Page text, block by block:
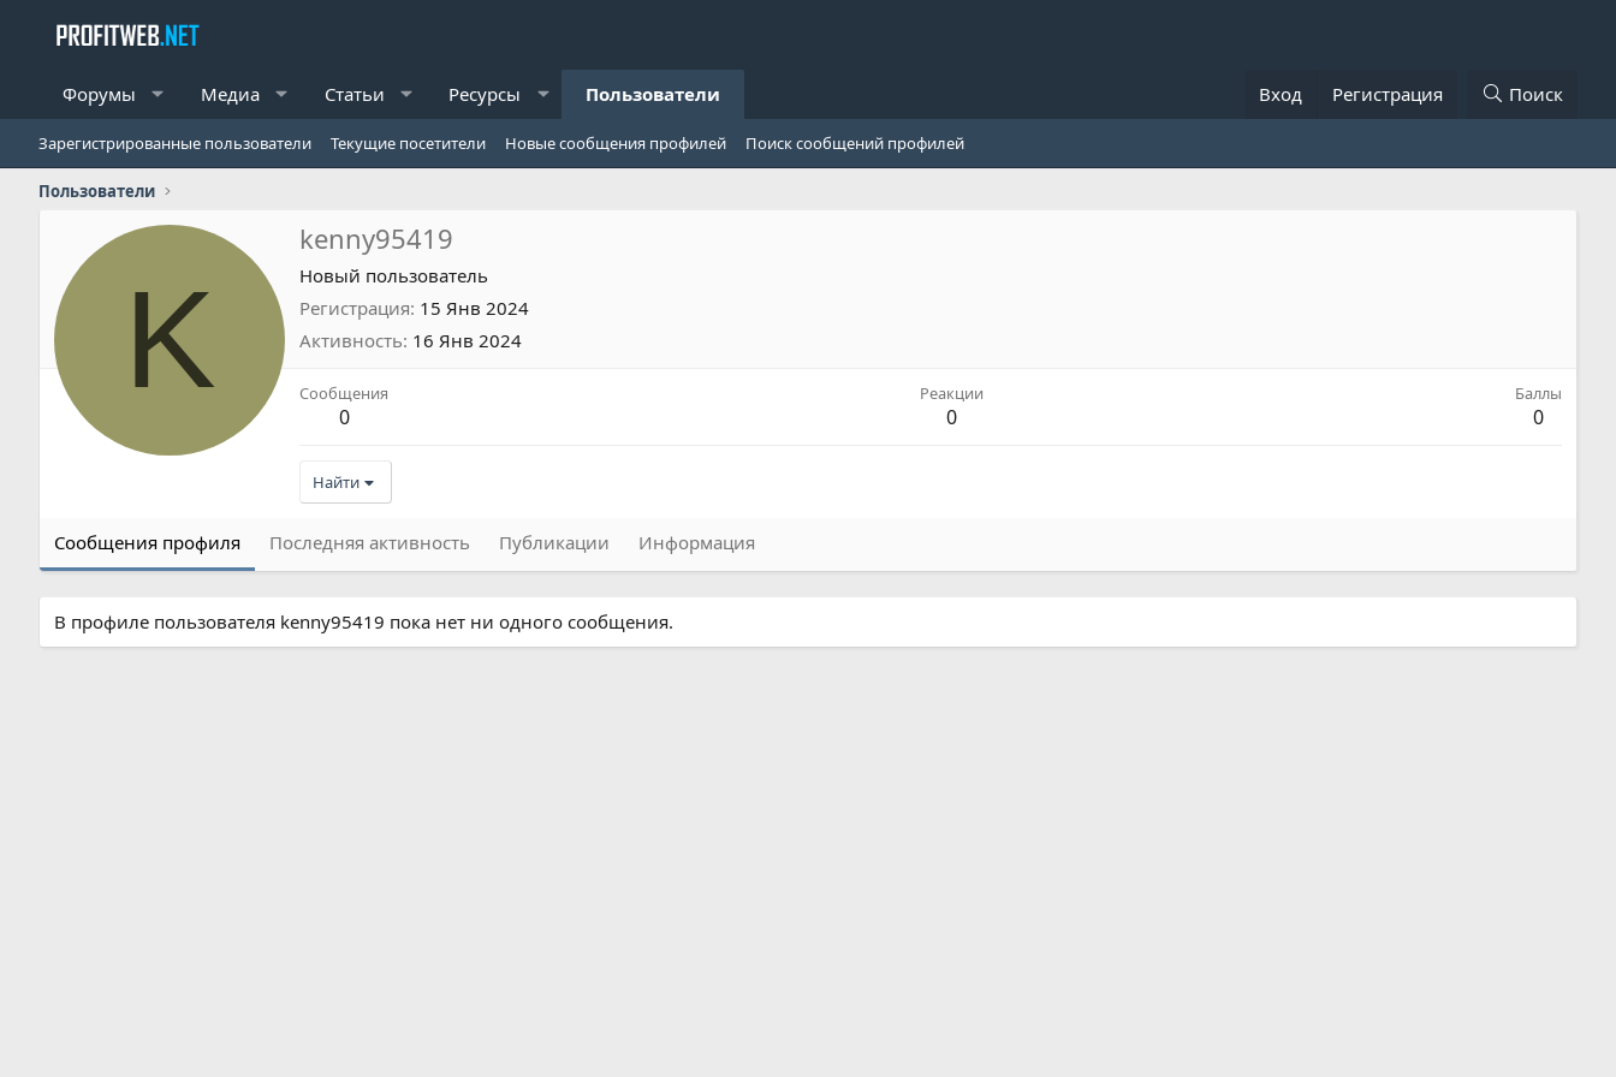
Форумы Медиа Статьи Ресурсы Пользователи Вход Регистрация Поиск
Зарегистрированные пользователи Текущие посетители Новые сообщения профилей Поиск сообщений профилей
Пользователи
K
kenny95419
Новый пользователь
Регистрация 15 Янв 2024
Активность 16 Янв 2024
Сообщения
0
Реакции
0
Баллы
0
Найти
Сообщения профиля Последняя активность Публикации Информация
В профиле пользователя kenny95419 пока нет ни одного сообщения.